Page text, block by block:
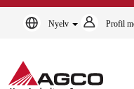
Nyelv Profil